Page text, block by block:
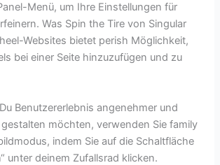
Menü, um Ihre Einstellungen für
Was Spin the Tire von Singular
Websites bietet perish Möglichkeit,
bei einer Seite hinzuzufügen und zu
Benutzererlebnis angenehmer und
möchten, verwenden Sie family
indem Sie auf die Schaltfläche
unter deinem Zufallsrad klicken.